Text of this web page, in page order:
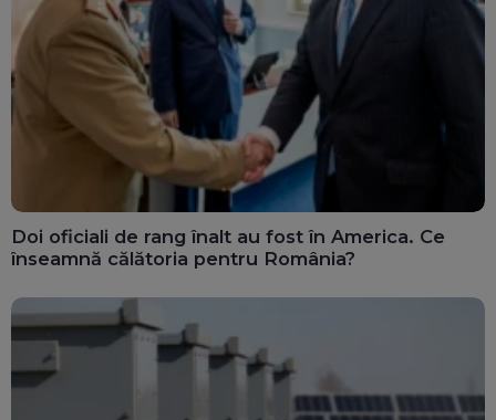
Doi oficiali de rang înalt au fost în America. Ce
înseamnă călătoria pentru România?